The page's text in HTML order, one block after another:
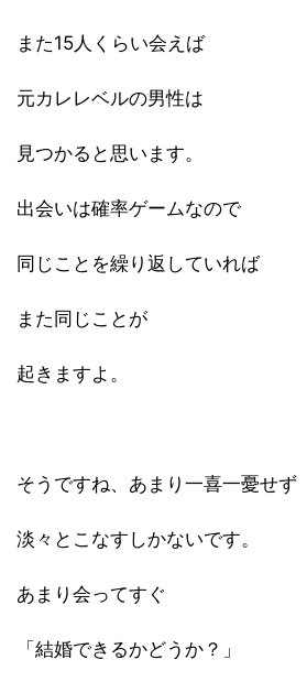
また15人くらい会えば
元カレレベルの男性は
見つかると思います。
出会いは確率ゲームなので
同じことを繰り返していれば
また同じことが
起きますよ。
そうですね、あまり一喜一憂せず
淡々とこなすしかないです。
あまり会ってすぐ
「結婚できるかどうか？」